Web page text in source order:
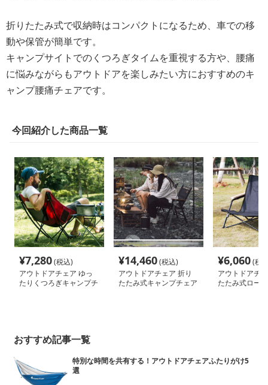
折りたたみ式で収納時はコンパクトになるため、車での移
動や保管が簡単です。
キャンプサイトでのくつろぎタイムを重視する方や、腰痛
に悩みながらもアウトドアを楽しみたい方におすすめのキ
ャンプ腰痛チェアです。
今回紹介した商品一覧
¥7,280(税込)
アウトドアチェア ゆっ
たりくつろぎキャンプチ
¥14,460(税込)
アウトドアチェア 折り
たたみ式キャンプチェア
¥6,060(税
アウトドアチ
たたみ式ロー
おすすめ記事一覧
特別な時間を共有する！アウトドアチェアふたりがけ5
選